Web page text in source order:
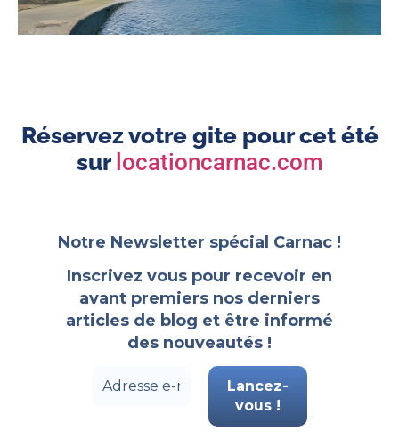
Réservez votre gite pour cet été
sur locationcarnac.com
Notre Newsletter spécial Carnac !
Inscrivez vous pour recevoir en
avant premiers nos derniers
articles de blog et être informé
des nouveautés !